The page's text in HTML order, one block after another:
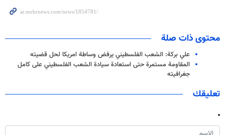
محتوى ذات صلة
علي بركة: الشعب الفلسطيني يرفض وساطة امريكا لحل قضيته
المقاومة مستمرة حتى استعادة سيادة الشعب الفلسطيني على كامل
جغرافيته
تعليقك